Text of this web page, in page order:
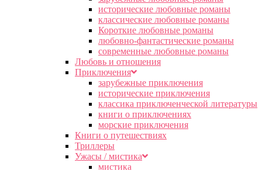
исторические любовные романы
классические любовные романы
Короткие любовные романы
любовно-фантастические романы
современные любовные романы
Любовь и отношения
Приключения
зарубежные приключения
исторические приключения
классика приключенческой литературы
книги о приключениях
морские приключения
Книги о путешествиях
Триллеры
Ужасы / мистика
мистика